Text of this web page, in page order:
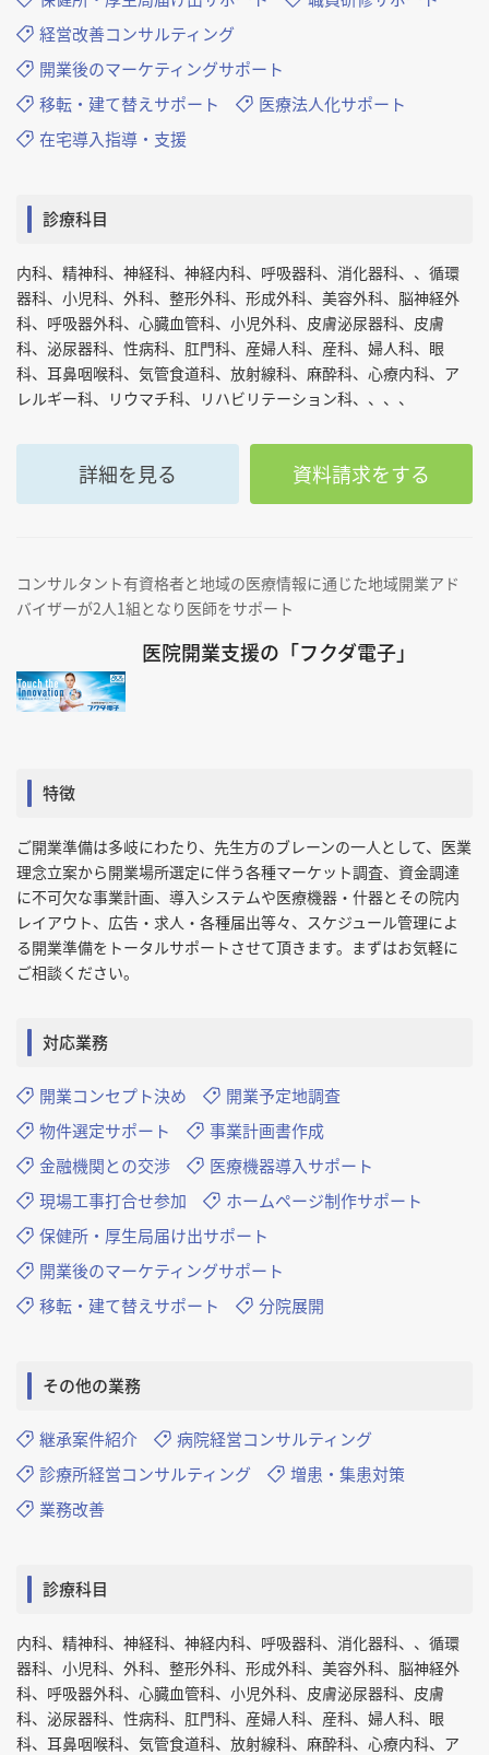
経営改善コンサルティング
開業後のマーケティングサポート
移転・建て替えサポート
医療法人化サポート
在宅導入指導・支援
診療科目
内科、精神科、神経科、神経内科、呼吸器科、消化器科、、循環
器科、小児科、外科、整形外科、形成外科、美容外科、脳神経外
科、呼吸器外科、心臓血管科、小児外科、皮膚泌尿器科、皮膚
科、泌尿器科、性病科、肛門科、産婦人科、産科、婦人科、眼
科、耳鼻咽喉科、気管食道科、放射線科、麻酔科、心療内科、ア
レルギー科、リウマチ科、リハビリテーション科、、、、
詳細を見る 資料請求をする
コンサルタント有資格者と地域の医療情報に通じた地域開業アド
バイザーが2人1組となり医師をサポート
医院開業支援の「フクダ電子」
特徴
ご開業準備は多岐にわたり、先生方のブレーンの一人として、医業
理念立案から開業場所選定に伴う各種マーケット調査、資金調達
に不可欠な事業計画、導入システムや医療機器・什器とその院内
レイアウト、広告・求人・各種届出等々、スケジュール管理によ
る開業準備をトータルサポートさせて頂きます。まずはお気軽に
ご相談ください。
対応業務
開業コンセプト決め
開業予定地調査
物件選定サポート
事業計画書作成
金融機関との交渉
医療機器導入サポート
現場工事打合せ参加
ホームページ制作サポート
保健所・厚生局届け出サポート
開業後のマーケティングサポート
移転・建て替えサポート
分院展開
その他の業務
継承案件紹介
病院経営コンサルティング
診療所経営コンサルティング
増患・集患対策
業務改善
診療科目
内科、精神科、神経科、神経内科、呼吸器科、消化器科、、循環
器科、小児科、外科、整形外科、形成外科、美容外科、脳神経外
科、呼吸器外科、心臓血管科、小児外科、皮膚泌尿器科、皮膚
科、泌尿器科、性病科、肛門科、産婦人科、産科、婦人科、眼
科、耳鼻咽喉科、気管食道科、放射線科、麻酔科、心療内科、ア